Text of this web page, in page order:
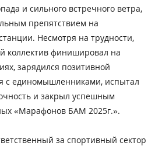
и сильного встречного ветра,
препятствием на
Несмотря на трудности,
коллектив финишировал на
зарядился позитивной
с единомышленниками, испытал
и закрыл успешным
«Марафонов БАМ 2025г.».
за спортивный сектор